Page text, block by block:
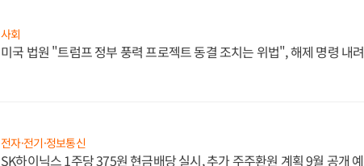
사회
미국 법원 "트럼프 정부 풍력 프로젝트 동결 조치는 위법", 해제 명령 내려
전자·전기·정보통신
SK하이닉스 1주당 375원 현금배당 실시, 추가 주주환원 계획 9월 공개 예